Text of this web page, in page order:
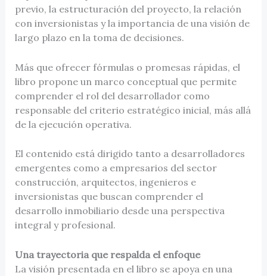
previo, la estructuración del proyecto, la relación
con inversionistas y la importancia de una visión de
largo plazo en la toma de decisiones.
Más que ofrecer fórmulas o promesas rápidas, el
libro propone un marco conceptual que permite
comprender el rol del desarrollador como
responsable del criterio estratégico inicial, más allá
de la ejecución operativa.
El contenido está dirigido tanto a desarrolladores
emergentes como a empresarios del sector
construcción, arquitectos, ingenieros e
inversionistas que buscan comprender el
desarrollo inmobiliario desde una perspectiva
integral y profesional.
Una trayectoria que respalda el enfoque
La visión presentada en el libro se apoya en una